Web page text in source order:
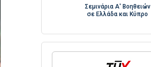
Σεμινάρια Α' Βοηθειών
σε Ελλάδα και Κύπρο